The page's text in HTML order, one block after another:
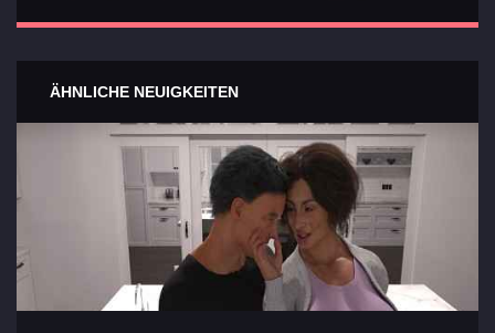
ÄHNLICHE NEUIGKEITEN